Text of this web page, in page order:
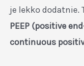
je lekko dodatnie.
PEEP (positive
continuous